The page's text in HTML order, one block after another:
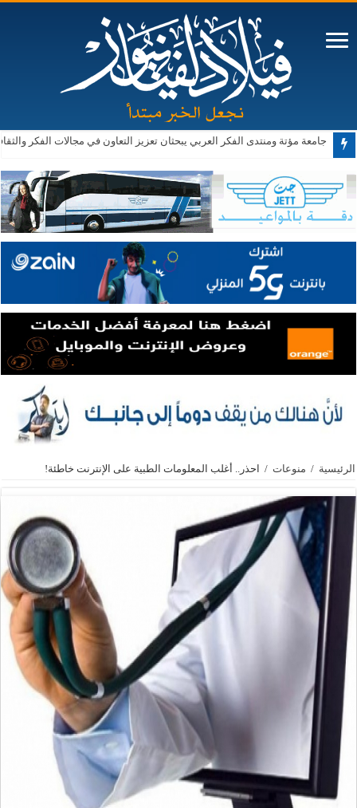
جامعة مؤتة ومنتدى الفكر العربي يبحثان تعزيز التعاون في مجالات الفكر
الرئيسية / منوعات / احذر.. أغلب المعلومات الطبية على الإنترنت خاطئة!